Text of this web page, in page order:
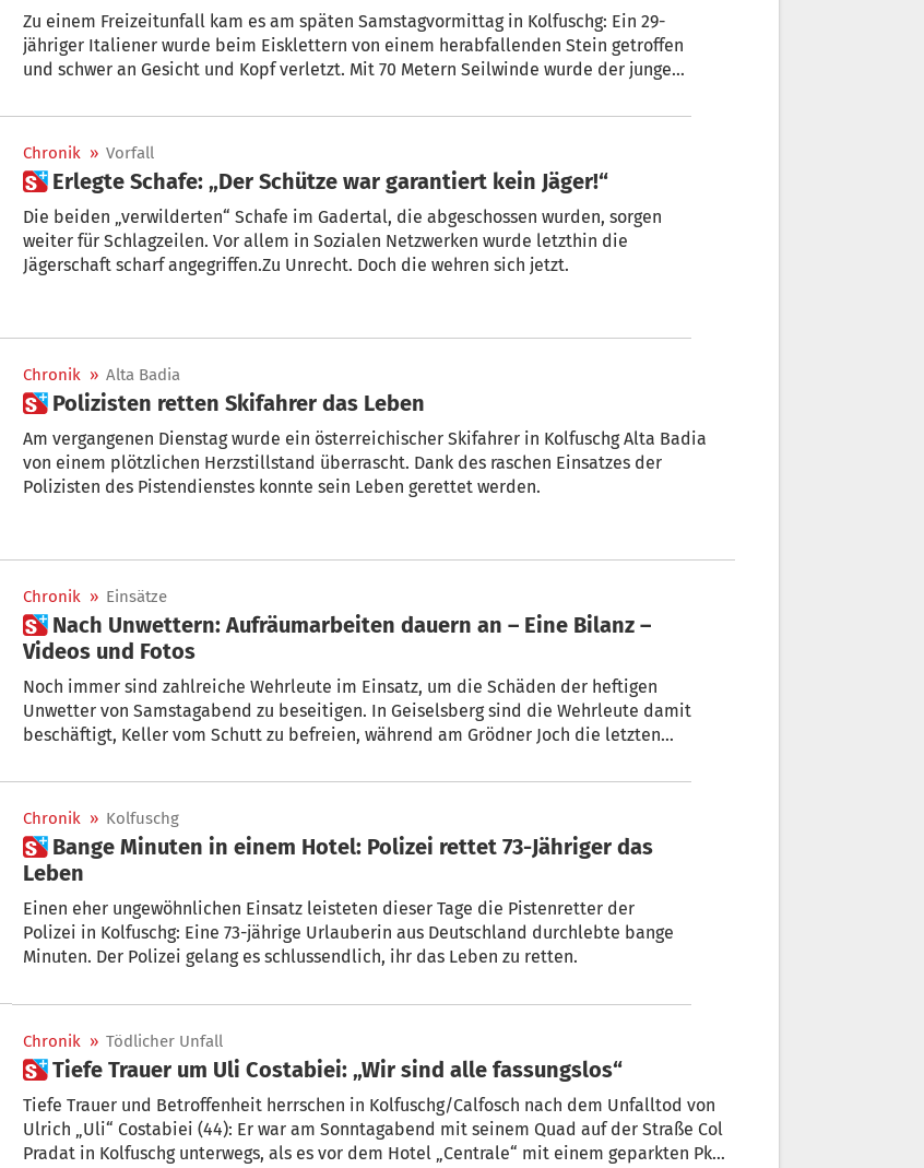
Zu einem Freizeitunfall kam es am späten Samstagvormittag in Kolfuschg: Ein 29-
jähriger Italiener wurde beim Eisklettern von einem herabfallenden Stein getroffen
und schwer an Gesicht und Kopf verletzt. Mit 70 Metern Seilwinde wurde der junge
von Bozen geflogen.
Chronik » Vorfall
 Erlegte Schafe: „Der Schütze war garantiert kein Jäger!“
Die beiden „verwilderten“ Schafe im Gadertal, die abgeschossen wurden, sorgen
weiter für Schlagzeilen. Vor allem in Sozialen Netzwerken wurde letzthin die
Jägerschaft scharf angegriffen.Zu Unrecht. Doch die wehren sich jetzt.
Chronik » Alta Badia
 Polizisten retten Skifahrer das Leben
Am vergangenen Dienstag wurde ein österreichischer Skifahrer in Kolfuschg Alta Badia
von einem plötzlichen Herzstillstand überrascht. Dank des raschen Einsatzes der
Polizisten des Pistendienstes konnte sein Leben gerettet werden.
Chronik » Einsätze
 Nach Unwettern: Aufräumarbeiten dauern an – Eine Bilanz –
Videos und Fotos
Noch immer sind zahlreiche Wehrleute im Einsatz, um die Schäden der heftigen
Unwetter von Samstagabend zu beseitigen. In Geiselsberg sind die Wehrleute damit
beschäftigt, Keller vom Schutt zu befreien, während am Grödner Joch die letzten
Chronik » Kolfuschg
 Bange Minuten in einem Hotel: Polizei rettet 73-Jähriger das
Leben
Einen eher ungewöhnlichen Einsatz leisteten dieser Tage die Pistenretter der
Polizei in Kolfuschg: Eine 73-jährige Urlauberin aus Deutschland durchlebte bange
Minuten. Der Polizei gelang es schlussendlich, ihr das Leben zu retten.
Chronik » Tödlicher Unfall
 Tiefe Trauer um Uli Costabiei: „Wir sind alle fassungslos“
Tiefe Trauer und Betroffenheit herrschen in Kolfuschg/Calfosch nach dem Unfalltod von
Ulrich „Uli“ Costabiei (44): Er war am Sonntagabend mit seinem Quad auf der Straße Col
Pradat in Kolfuschg unterwegs, als es vor dem Hotel „Centrale“ mit einem geparkten Pkw